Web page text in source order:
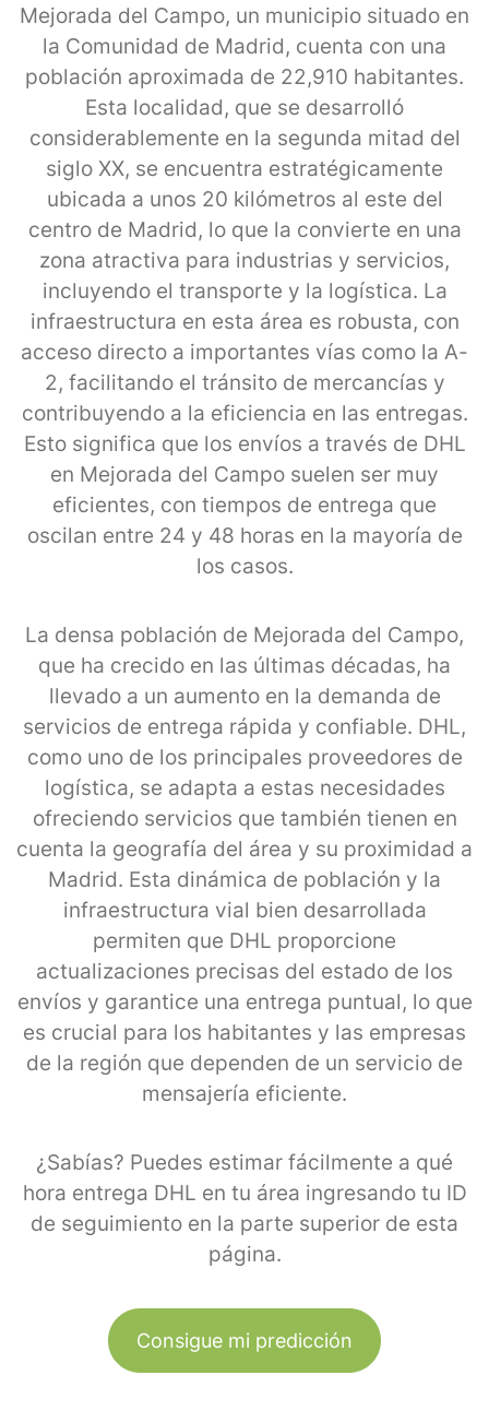
Mejorada del Campo, un municipio situado en
la Comunidad de Madrid, cuenta con una
población aproximada de 22,910 habitantes.
Esta localidad, que se desarrolló
considerablemente en la segunda mitad del
siglo XX, se encuentra estratégicamente
ubicada a unos 20 kilómetros al este del
centro de Madrid, lo que la convierte en una
zona atractiva para industrias y servicios,
incluyendo el transporte y la logística. La
infraestructura en esta área es robusta, con
acceso directo a importantes vías como la A-
2, facilitando el tránsito de mercancías y
contribuyendo a la eficiencia en las entregas.
Esto significa que los envíos a través de DHL
en Mejorada del Campo suelen ser muy
eficientes, con tiempos de entrega que
oscilan entre 24 y 48 horas en la mayoría de
los casos.
La densa población de Mejorada del Campo,
que ha crecido en las últimas décadas, ha
llevado a un aumento en la demanda de
servicios de entrega rápida y confiable. DHL,
como uno de los principales proveedores de
logística, se adapta a estas necesidades
ofreciendo servicios que también tienen en
cuenta la geografía del área y su proximidad a
Madrid. Esta dinámica de población y la
infraestructura vial bien desarrollada
permiten que DHL proporcione
actualizaciones precisas del estado de los
envíos y garantice una entrega puntual, lo que
es crucial para los habitantes y las empresas
de la región que dependen de un servicio de
mensajería eficiente.
¿Sabías? Puedes estimar fácilmente a qué
hora entrega DHL en tu área ingresando tu ID
de seguimiento en la parte superior de esta
página.
Consigue mi predicción